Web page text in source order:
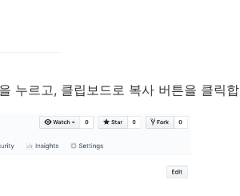
누르고, 클립보드로 복사 버튼을 클릭